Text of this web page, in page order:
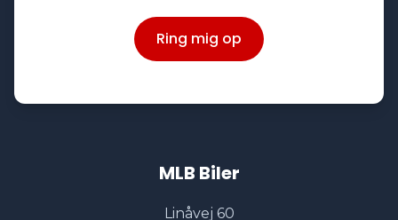
Ring mig op
MLB Biler
Linåvej 60